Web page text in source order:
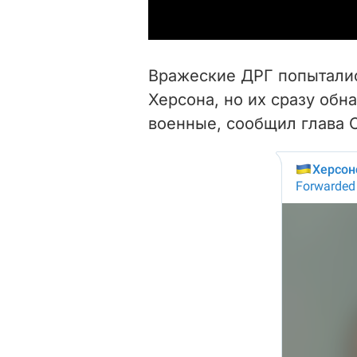
Вражеские ДРГ
Херсона, но их сразу
военные, сообщил глава